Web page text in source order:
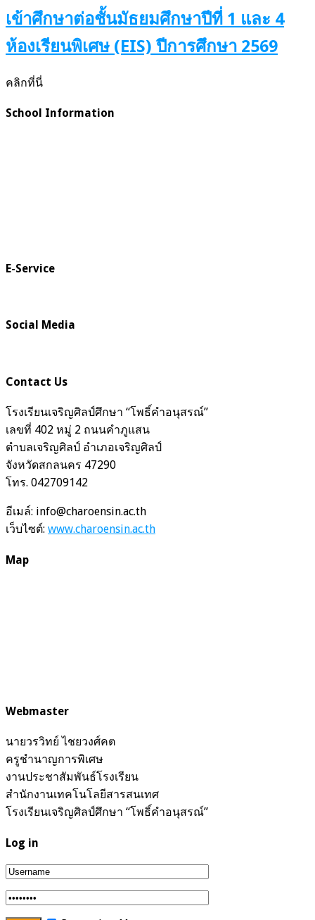
เข้าศึกษาต่อชั้นมัธยมศึกษาปีที่ 1 และ 4
ห้องเรียนพิเศษ (EIS) ปีการศึกษา 2569
คลิกที่นี่
School Information
E-Service
Social Media
Contact Us
โรงเรียนเจริญศิลป์ศึกษา “โพธิ์คำอนุสรณ์”
เลขที่ 402 หมู่ 2 ถนนคำภูแสน
ตำบลเจริญศิลป์ อำเภอเจริญศิลป์
จังหวัดสกลนคร 47290
โทร. 042709142
อีเมล์: info@charoensin.ac.th
เว็บไซต์: www.charoensin.ac.th
Map
Webmaster
นายวรวิทย์ ไชยวงศ์คต
ครูชำนาญการพิเศษ
งานประชาสัมพันธ์โรงเรียน
สำนักงานเทคโนโลยีสารสนเทศ
โรงเรียนเจริญศิลป์ศึกษา “โพธิ์คำอนุสรณ์”
Log in